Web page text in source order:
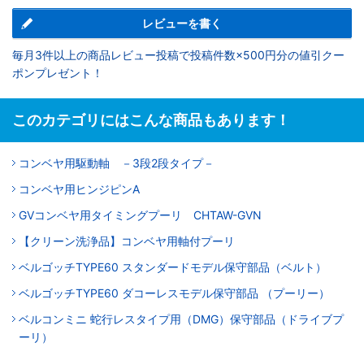
レビューを書く
毎月3件以上の商品レビュー投稿で投稿件数×500円分の値引クー
ポンプレゼント！
このカテゴリにはこんな商品もあります！
コンベヤ用駆動軸 －3段2段タイプ－
コンベヤ用ヒンジピンA
GVコンベヤ用タイミングプーリ CHTAW-GVN
【クリーン洗浄品】コンベヤ用軸付プーリ
ベルゴッチTYPE60 スタンダードモデル保守部品（ベルト）
ベルゴッチTYPE60 ダコーレスモデル保守部品 （プーリー）
ベルコンミニ 蛇行レスタイプ用（DMG）保守部品（ドライブプ
ーリ）